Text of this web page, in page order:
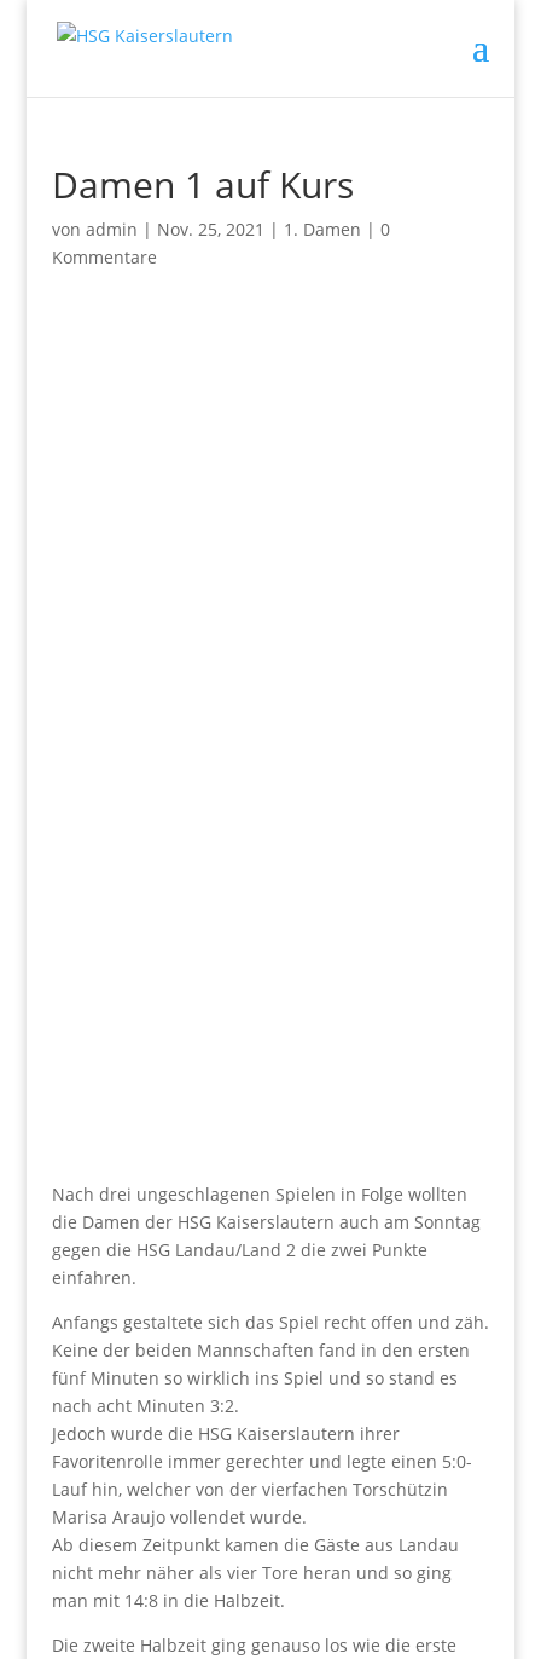
Damen 1 auf Kurs
von admin | Nov. 25, 2021 | 1. Damen | 0
Kommentare
Nach drei ungeschlagenen Spielen in Folge wollten
die Damen der HSG Kaiserslautern auch am Sonntag
gegen die HSG Landau/Land 2 die zwei Punkte
einfahren.
Anfangs gestaltete sich das Spiel recht offen und zäh.
Keine der beiden Mannschaften fand in den ersten
fünf Minuten so wirklich ins Spiel und so stand es
nach acht Minuten 3:2.
Jedoch wurde die HSG Kaiserslautern ihrer
Favoritenrolle immer gerechter und legte einen 5:0-
Lauf hin, welcher von der vierfachen Torschützin
Marisa Araujo vollendet wurde.
Ab diesem Zeitpunkt kamen die Gäste aus Landau
nicht mehr näher als vier Tore heran und so ging
man mit 14:8 in die Halbzeit.
Die zweite Halbzeit ging genauso los wie die erste